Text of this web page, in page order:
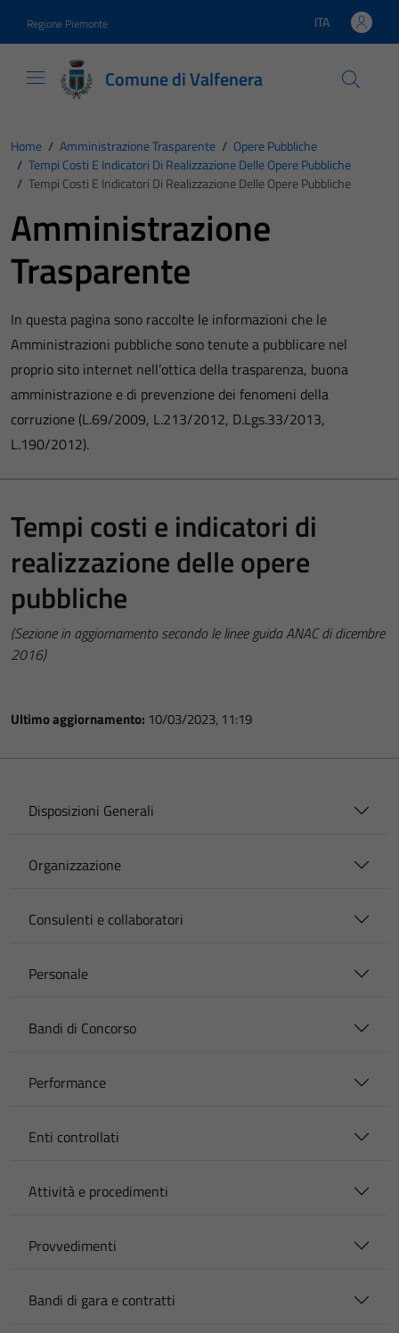
Regione Piemonte Lingua attiva:
ITA
Comune di Valfenera
Home / Amministrazione Trasparente / Opere Pubbliche
/ Tempi Costi E Indicatori Di Realizzazione Delle Opere Pubbliche
/ Tempi Costi E Indicatori Di Realizzazione Delle Opere Pubbliche
Amministrazione
Trasparente
In questa pagina sono raccolte le informazioni che le
Amministrazioni pubbliche sono tenute a pubblicare nel
proprio sito internet nell’ottica della trasparenza, buona
amministrazione e di prevenzione dei fenomeni della
corruzione (L.69/2009, L.213/2012, D.Lgs.33/2013,
L.190/2012).
Tempi costi e indicatori di
realizzazione delle opere
pubbliche
(Sezione in aggiornamento secondo le linee guida ANAC di dicembre
2016)
Ultimo aggiornamento: 10/03/2023, 11:19
Disposizioni Generali
Organizzazione
Consulenti e collaboratori
Personale
Bandi di Concorso
Performance
Enti controllati
Attività e procedimenti
Provvedimenti
Bandi di gara e contratti